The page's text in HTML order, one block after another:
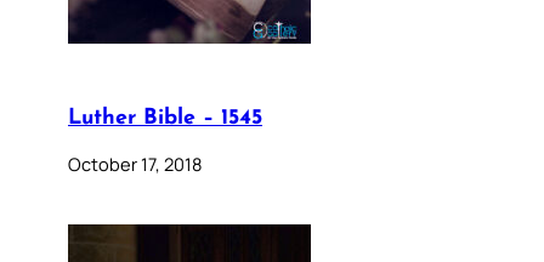
Luther Bible – 1545
October 17, 2018